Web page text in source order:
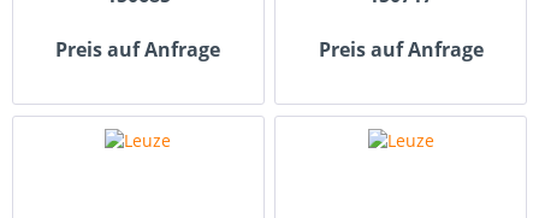
Preis auf Anfrage Preis auf Anfrage